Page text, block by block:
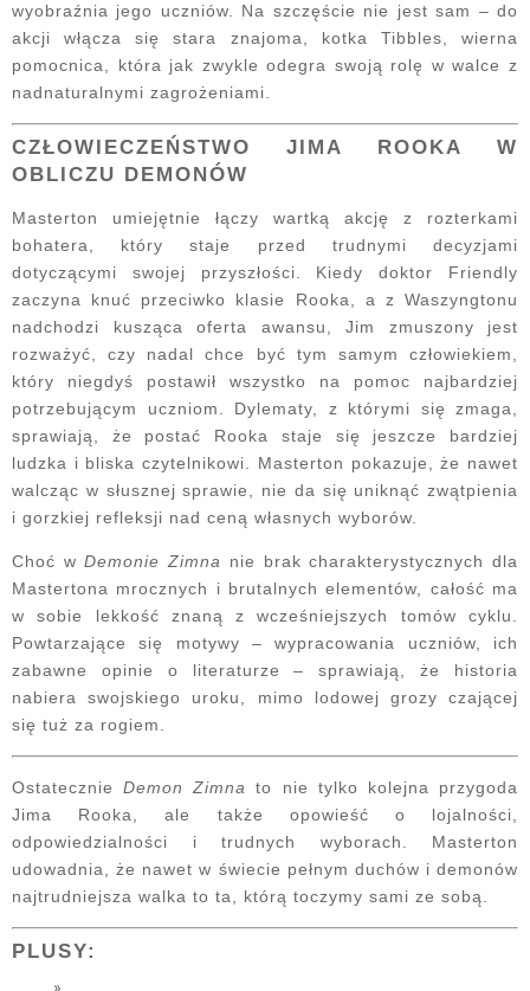
wyobraźnia jego uczniów. Na szczęście nie jest sam – do
akcji włącza się stara znajoma, kotka Tibbles, wierna
pomocnica, która jak zwykle odegra swoją rolę w walce z
nadnaturalnymi zagrożeniami.
CZŁOWIECZEŃSTWO JIMA ROOKA W
OBLICZU DEMONÓW
Masterton umiejętnie łączy wartką akcję z rozterkami
bohatera, który staje przed trudnymi decyzjami
dotyczącymi swojej przyszłości. Kiedy doktor Friendly
zaczyna knuć przeciwko klasie Rooka, a z Waszyngtonu
nadchodzi kusząca oferta awansu, Jim zmuszony jest
rozważyć, czy nadal chce być tym samym człowiekiem,
który niegdyś postawił wszystko na pomoc najbardziej
potrzebującym uczniom. Dylematy, z którymi się zmaga,
sprawiają, że postać Rooka staje się jeszcze bardziej
ludzka i bliska czytelnikowi. Masterton pokazuje, że nawet
walcząc w słusznej sprawie, nie da się uniknąć zwątpienia
i gorzkiej refleksji nad ceną własnych wyborów.
Choć wDemonie Zimna nie brak charakterystycznych dla
Mastertona mrocznych i brutalnych elementów, całość ma
w sobie lekkość znaną z wcześniejszych tomów cyklu.
Powtarzające się motywy – wypracowania uczniów, ich
zabawne opinie o literaturze – sprawiają, że historia
nabiera swojskiego uroku, mimo lodowej grozy czającej
się tuż za rogiem.
OstatecznieDemon Zimna to nie tylko kolejna przygoda
Jima Rooka, ale także opowieść o lojalności,
odpowiedzialności i trudnych wyborach. Masterton
udowadnia, że nawet w świecie pełnym duchów i demonów
najtrudniejsza walka to ta, którą toczymy sami ze sobą.
PLUSY: